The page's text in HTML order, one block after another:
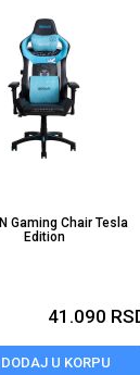
Gaming Chair Tesla
Edition
41.090
DODAJ U KORPU